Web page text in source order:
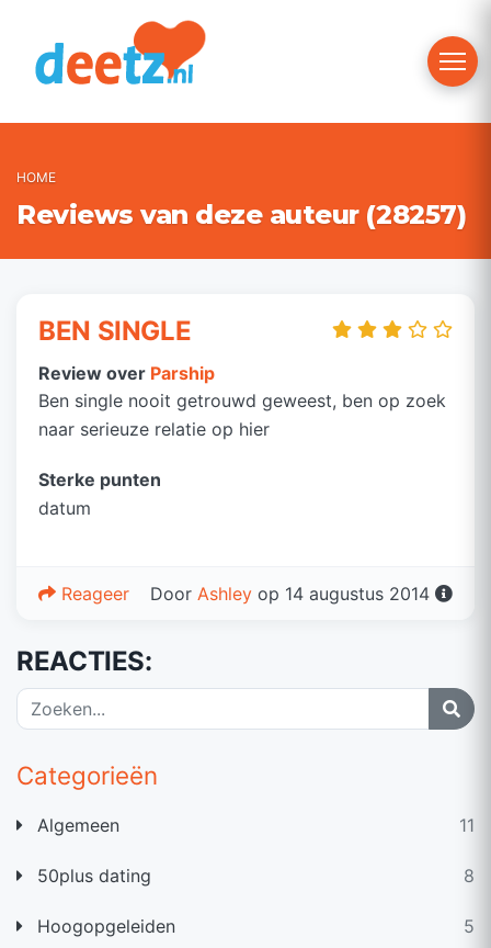
Toggle
HOME
Reviews van deze auteur (28257)
Categorieën
Algemeen 11
50plus dating 8
Hoogopgeleiden 5
BEN SINGLE
Review over Parship
Ben single nooit getrouwd geweest, ben op zoek
naar serieuze relatie op hier
Sterke punten
datum
Door Ashley op 14 augustus 2014
Reageer
REACTIES: